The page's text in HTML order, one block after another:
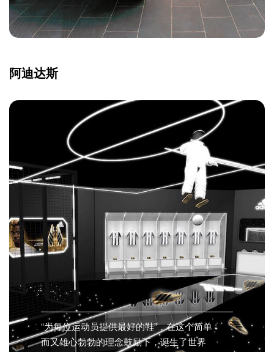
阿迪达斯
“为每位运动员提供最好的鞋”，在这个简单
而又雄心勃勃的理念鼓励下，诞生了世界